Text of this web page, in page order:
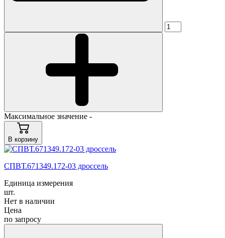
Максимальное значение -
В корзину
СПВТ.671349.172-03 дроссель
Единица измерения
шт.
Нет в наличии
Цена
по запросу